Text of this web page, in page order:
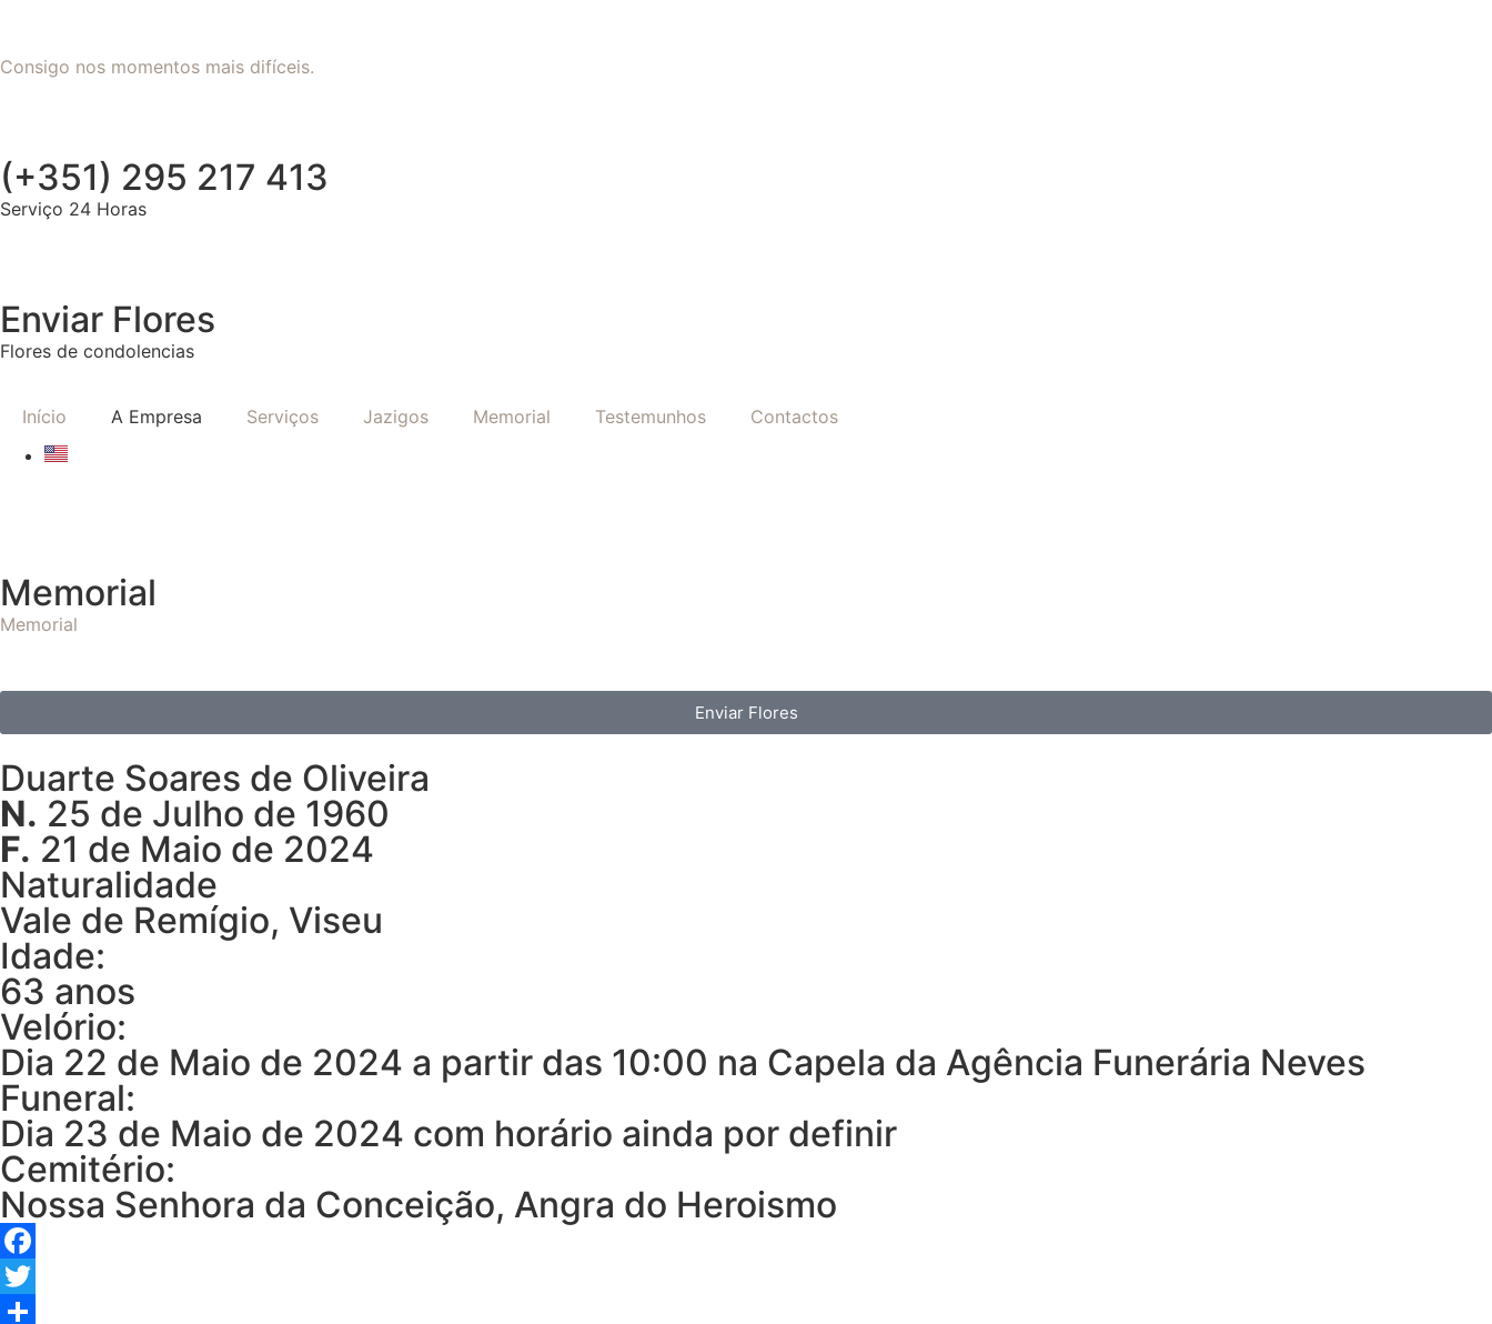
Consigo nos momentos mais difíceis.
(+351) 295 217 413
Serviço 24 Horas
Enviar Flores
Flores de condolencias
Início A Empresa Serviços Jazigos Memorial Testemunhos Contactos
Memorial
Memorial
Enviar Flores
Duarte Soares de Oliveira
N. 25 de Julho de 1960
F. 21 de Maio de 2024
Naturalidade
Vale de Remígio, Viseu
Idade:
63 anos
Velório:
Dia 22 de Maio de 2024 a partir das 10:00 na Capela da Agência Funerária Neves
Funeral:
Dia 23 de Maio de 2024 com horário ainda por definir
Cemitério:
Nossa Senhora da Conceição, Angra do Heroismo
Facebook
Twitter